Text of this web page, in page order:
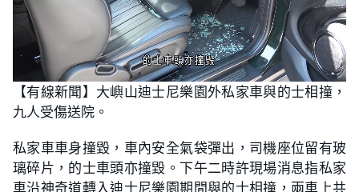
U
n
m
t
e
L
o
a
d
2
.
7
6
%
【有線新聞】大嶼山迪士尼樂園外私家車與的士相撞，
九人受傷送院。
私家車車身撞毀，車內安全氣袋彈出，司機座位留有玻
璃碎片，的士車頭亦撞毀。下午二時許現場消息指私家
車沿神奇道轉入迪士尼樂園期間與的士相撞，兩車上共